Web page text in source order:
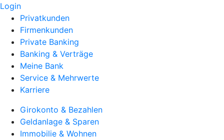
Login
Privatkunden
Firmenkunden
Private Banking
Banking & Verträge
Meine Bank
Service & Mehrwerte
Karriere
Girokonto & Bezahlen
Geldanlage & Sparen
Immobilie & Wohnen